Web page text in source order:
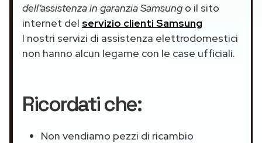
dell’assistenza in garanzia Samsung o il sito
internet del servizio clienti Samsung
I nostri servizi di assistenza elettrodomestici
non hanno alcun legame con le case ufficiali.
Ricordati che:
Non vendiamo pezzi di ricambio